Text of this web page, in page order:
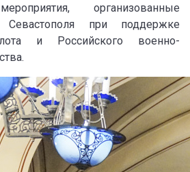
организованные
при поддержке
и Российского военно-